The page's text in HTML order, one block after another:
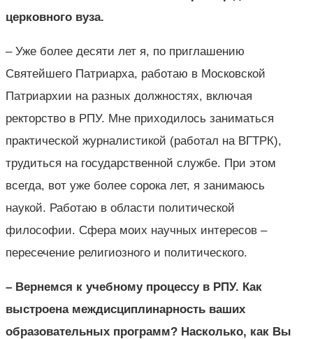
церковного вуза.
– Уже более десяти лет я, по приглашению
Святейшего Патриарха, работаю в Московской
Патриархии на разных должностях, включая
ректорство в РПУ. Мне приходилось заниматься
практической журналистикой (работал на ВГТРК),
трудиться на государственной службе. При этом
всегда, вот уже более сорока лет, я занимаюсь
наукой. Работаю в области политической
философии. Сфера моих научных интересов –
пересечение религиозного и политического.
– Вернемся к учебному процессу в РПУ. Как
выстроена междисциплинарность ваших
образовательных программ? Насколько, как Вы